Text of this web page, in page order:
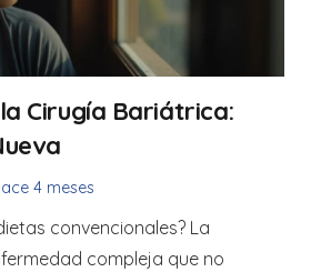
Cirugía Bariátrica:
4 meses
convencionales? La
compleja que no